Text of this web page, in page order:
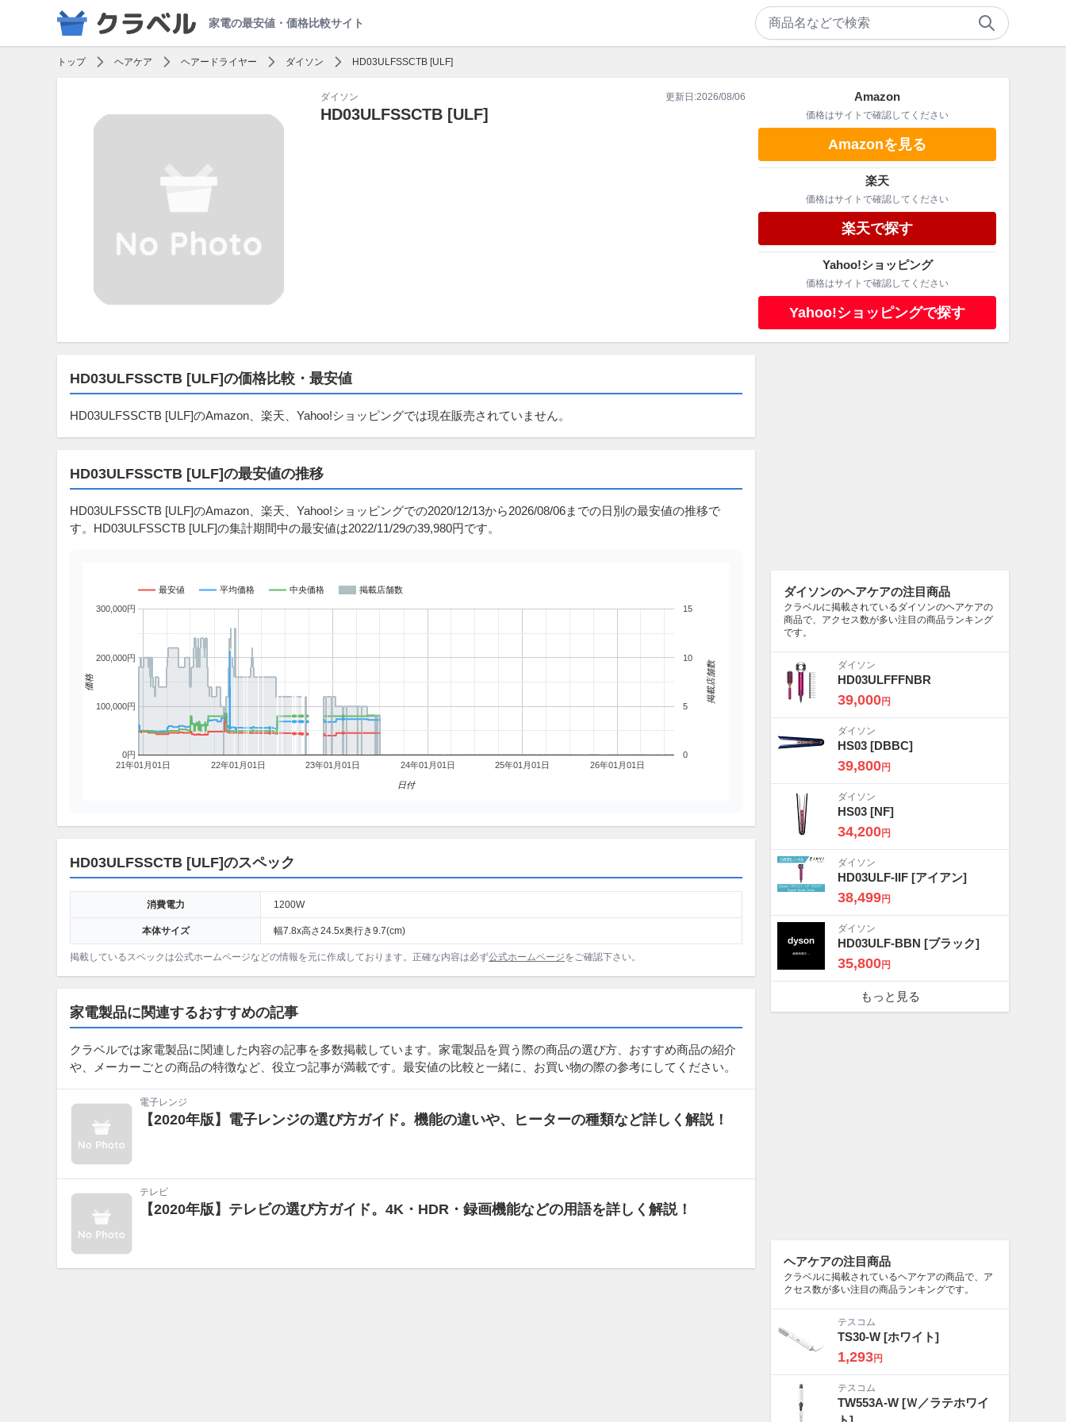
家電の最安値・価格比較サイト
トップ ヘアケア ヘアードライヤー ダイソン HD03ULFSSCTB [ULF]
ダイソン
HD03ULFSSCTB [ULF]
更新日:2026/08/06 Amazon
価格はサイトで確認してください
Amazonを見る
楽天
価格はサイトで確認してください
楽天で探す
Yahoo!ショッピング
価格はサイトで確認してください
Yahoo!ショッピングで探す
HD03ULFSSCTB [ULF]の価格比較・最安値
HD03ULFSSCTB [ULF]のAmazon、楽天、Yahoo!ショッピングでは現在販売されていません。
HD03ULFSSCTB [ULF]の最安値の推移
HD03ULFSSCTB [ULF]のAmazon、楽天、Yahoo!ショッピングでの2020/12/13から2026/08/06までの日別の最安値の推移で
す。HD03ULFSSCTB [ULF]の集計期間中の最安値は2022/11/29の39,980円です。
最安値 平均価格 中央価格 掲載店舗数
21年01月01日 22年01月01日 23年01月01日 24年01月01日 25年01月01日 26年01月01日
0円
100,000円
200,000円
300,000円
0
5
10
15
日付
価格 掲載店舗数
HD03ULFSSCTB [ULF]のスペック
消費電力 1200W
本体サイズ 幅7.8x高さ24.5x奥行き9.7(cm)
掲載しているスペックは公式ホームページなどの情報を元に作成しております。正確な内容は必ず公式ホームページをご確認下さい。
家電製品に関連するおすすめの記事
クラベルでは家電製品に関連した内容の記事を多数掲載しています。家電製品を買う際の商品の選び方、おすすめ商品の紹介
や、メーカーごとの商品の特徴など、役立つ記事が満載です。最安値の比較と一緒に、お買い物の際の参考にしてください。
電子レンジ
【2020年版】電子レンジの選び方ガイド。機能の違いや、ヒーターの種類など詳しく解説！
テレビ
【2020年版】テレビの選び方ガイド。4K・HDR・録画機能などの用語を詳しく解説！
ダイソンのヘアケアの注目商品
クラベルに掲載されているダイソンのヘアケアの
商品で、アクセス数が多い注目の商品ランキング
です。
ダイソン
HD03ULFFFNBR
39,000円
ダイソン
HS03 [DBBC]
39,800円
ダイソン
HS03 [NF]
34,200円
ダイソン
HD03ULF-IIF [アイアン]
38,499円
ダイソン
HD03ULF-BBN [ブラック]
35,800円
もっと見る
ヘアケアの注目商品
クラベルに掲載されているヘアケアの商品で、ア
クセス数が多い注目の商品ランキングです。
テスコム
TS30-W [ホワイト]
1,293円
テスコム
TW553A-W [Ｗ／ラテホワイ